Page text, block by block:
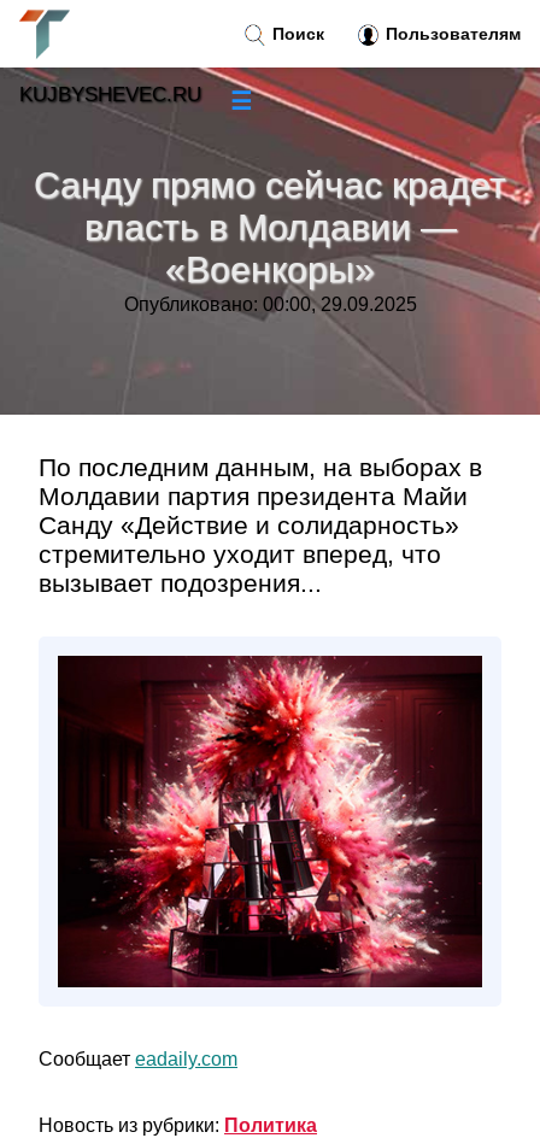
Санду прямо сейчас крадет
власть в Молдавии —
«Военкоры»
Опубликовано: 00:00, 29.09.2025
По последним данным, на выборах в
Молдавии партия президента Майи
Санду «Действие и солидарность»
стремительно уходит вперед, что
вызывает подозрения...
Сообщает eadaily.com
Новость из рубрики: Политика
Поиск Пользователям
KUJBYSHEVEC.RU ☰
Новости»
Тренды новостей»
Рубрики»
Контакт»